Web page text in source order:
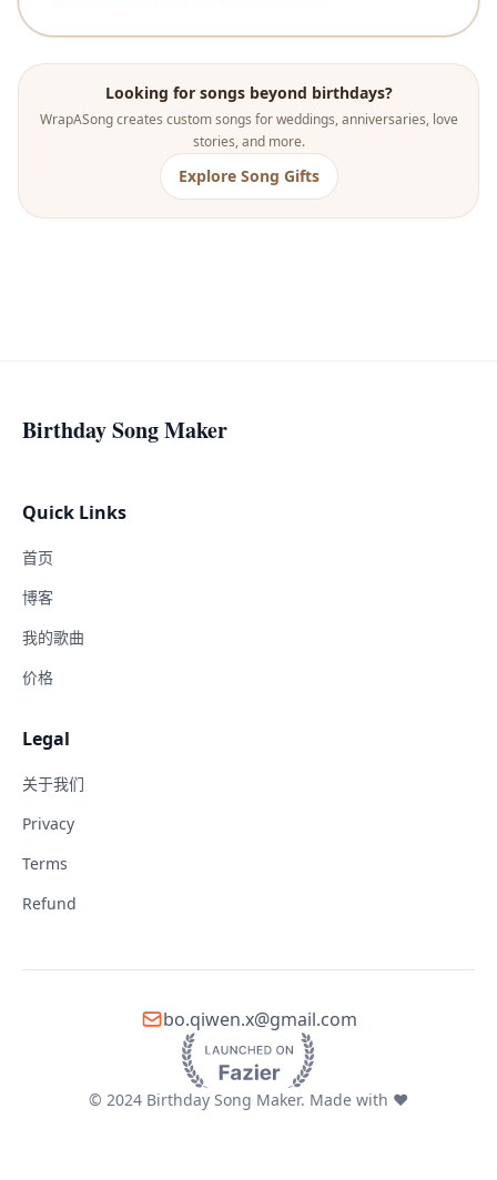
Looking for songs beyond birthdays?
WrapASong creates custom songs for weddings, anniversaries, love
stories, and more.
Explore Song Gifts
Birthday Song Maker
Quick Links
首页
博客
我的歌曲
价格
Legal
关于我们
Privacy
Terms
Refund
bo.qiwen.x@gmail.com
© 2024 Birthday Song Maker. Made with ❤️